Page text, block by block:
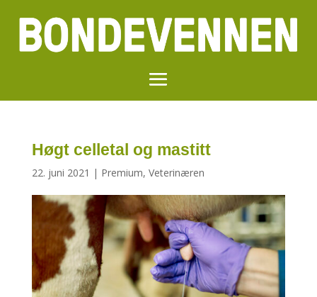
Høgt celletal og mastitt
22. juni 2021 | Premium, Veterinæren